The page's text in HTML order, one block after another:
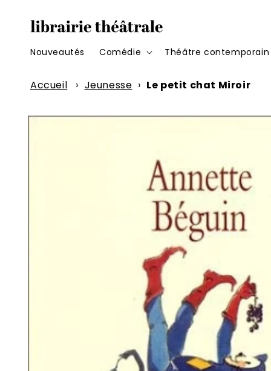
contenu
Nouveautés Comédie Théâtre contemporain
Accueil › Jeunesse › Le petit chat Miroir
Passer aux